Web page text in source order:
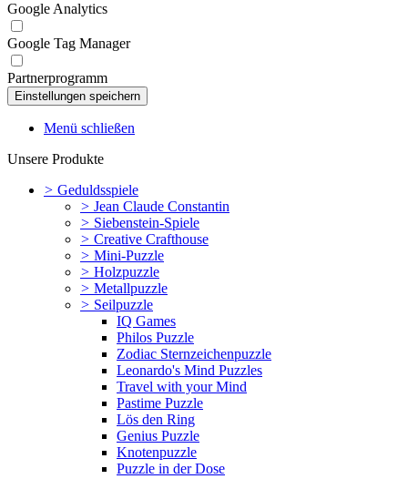
Google Analytics
Google Tag Manager
Partnerprogramm
Menü schließen
Unsere Produkte
> Geduldsspiele
> Jean Claude Constantin
> Siebenstein-Spiele
> Creative Crafthouse
> Mini-Puzzle
> Holzpuzzle
> Metallpuzzle
> Seilpuzzle
IQ Games
Philos Puzzle
Zodiac Sternzeichenpuzzle
Leonardo's Mind Puzzles
Travel with your Mind
Pastime Puzzle
Lös den Ring
Genius Puzzle
Knotenpuzzle
Puzzle in der Dose